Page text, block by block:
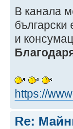
В канала
български
и
https://
Re: